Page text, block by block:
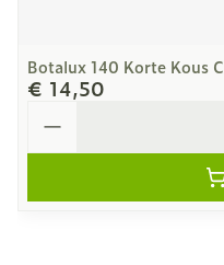
Botalux 140 Korte Kous
€ 14,50